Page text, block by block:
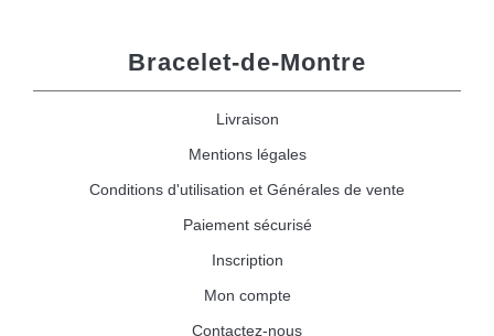
16,90 €
Pied à Coulisse Numérique
9,90 €
26,90 €
Bracelet-de-Montre
Livraison
Mentions légales
Conditions d'utilisation et Générales de vente
Paiement sécurisé
Inscription
Mon compte
Contactez-nous